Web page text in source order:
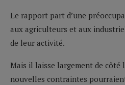
Le rapport part d’une
aux agriculteurs et aux
de leur activité.
Mais il laisse largement de côté
nouvelles contraintes